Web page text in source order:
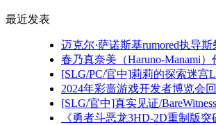
最近发表
迈克尔·萨诺斯基rumored执导
春乃真奈美（Haruno-Manami
[SLG/PC/官中]莉莉的探索迷宫
2024年彩啬游戏开发者博览会
[SLG/官中]真实见证/
《勇者斗恶龙3HD-2D重制版